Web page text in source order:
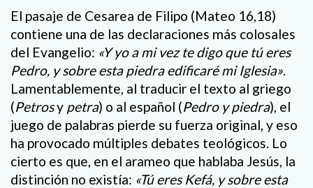
El pasaje de Cesarea de Filipo (Mateo 16,18)
contiene una de las declaraciones más colosales
del Evangelio: «Y yo a mi vez te digo que tú eres
Pedro, y sobre esta piedra edificaré mi Iglesia».
Lamentablemente, al traducir el texto al griego
(Petrosy petra) o al español (Pedro y piedra), el
juego de palabras pierde su fuerza original, y eso
ha provocado múltiples debates teológicos. Lo
cierto es que, en el arameo que hablaba Jesús, la
distinción no existía: «Tú eres Kefá, y sobre esta